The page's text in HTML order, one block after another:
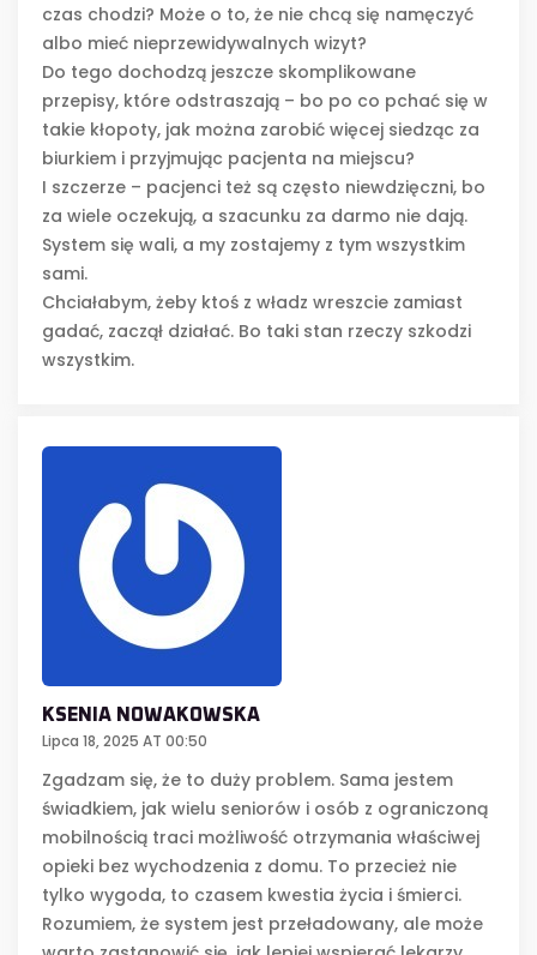
czas chodzi? Może o to, że nie chcą się namęczyć
albo mieć nieprzewidywalnych wizyt?
Do tego dochodzą jeszcze skomplikowane
przepisy, które odstraszają – bo po co pchać się w
takie kłopoty, jak można zarobić więcej siedząc za
biurkiem i przyjmując pacjenta na miejscu?
I szczerze – pacjenci też są często niewdzięczni, bo
za wiele oczekują, a szacunku za darmo nie dają.
System się wali, a my zostajemy z tym wszystkim
sami.
Chciałabym, żeby ktoś z władz wreszcie zamiast
gadać, zaczął działać. Bo taki stan rzeczy szkodzi
wszystkim.
KSENIA NOWAKOWSKA
Lipca 18, 2025 AT 00:50
Zgadzam się, że to duży problem. Sama jestem
świadkiem, jak wielu seniorów i osób z ograniczoną
mobilnością traci możliwość otrzymania właściwej
opieki bez wychodzenia z domu. To przecież nie
tylko wygoda, to czasem kwestia życia i śmierci.
Rozumiem, że system jest przeładowany, ale może